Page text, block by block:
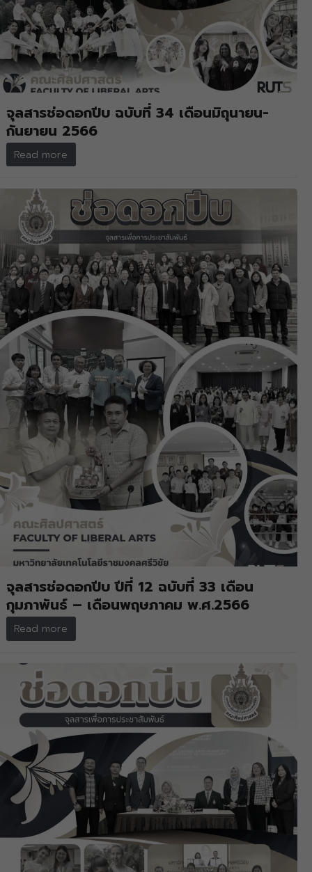
จุลสารช่อดอกปีบ ฉบับที่ 34 เดือนมิถุนายน-
กันยายน 2566
Read more
จุลสารช่อดอกปีบ ปีที่ 12 ฉบับที่ 33 เดือน
กุมภาพันธ์ – เดือนพฤษภาคม พ.ศ.2566
Read more